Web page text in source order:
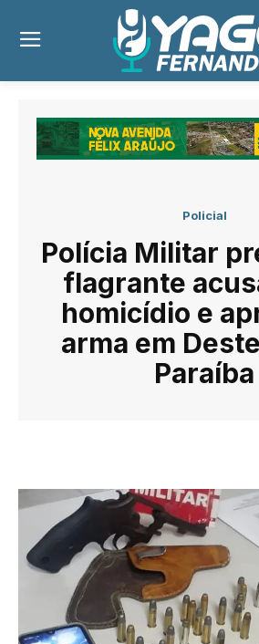
Policial
Polícia Militar
flagrante
homicídio e
arma em
Paraíba